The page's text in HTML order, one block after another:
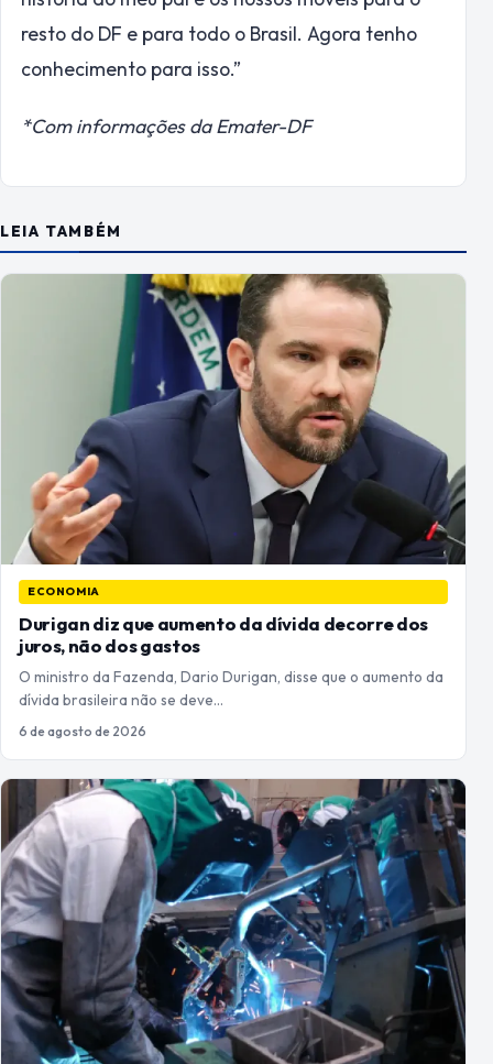
resto do DF e para todo o Brasil. Agora tenho
conhecimento para isso.”
*Com informações da Emater-DF
LEIA TAMBÉM
ECONOMIA
Durigan diz que aumento da dívida decorre dos
juros, não dos gastos
O ministro da Fazenda, Dario Durigan, disse que o aumento da
dívida brasileira não se deve…
6 de agosto de 2026